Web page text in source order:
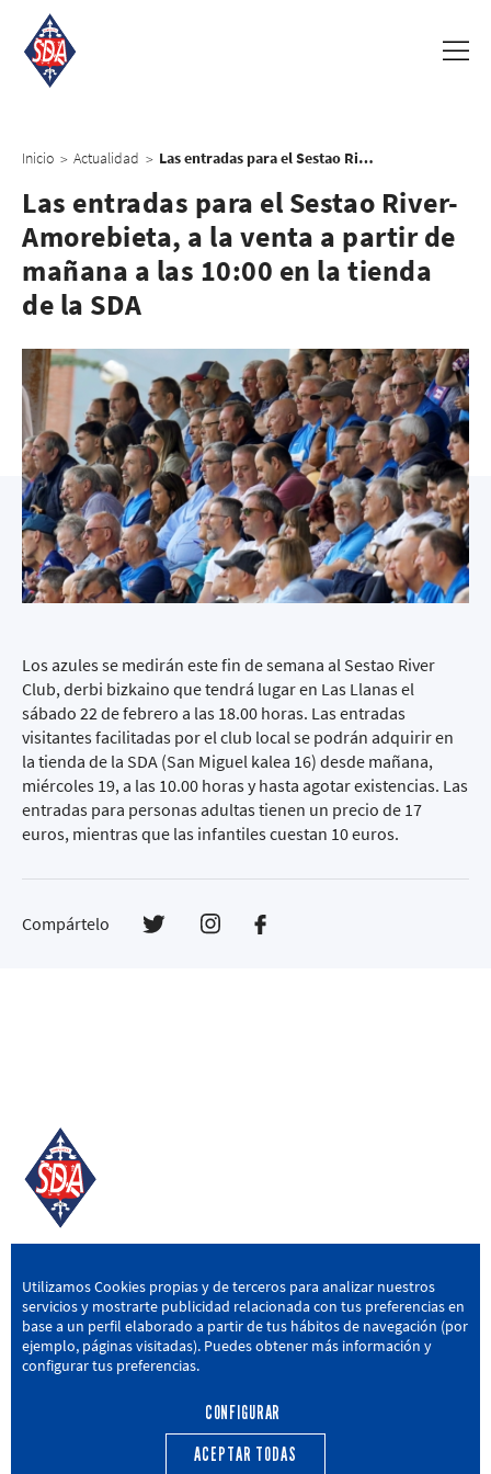
Inicio > Actualidad > Las entradas para el Sestao River-Amorebieta, a la venta a partir de mañana a las 10:00 en la tienda de la SDA
Las entradas para el Sestao River-
Amorebieta, a la venta a partir de
mañana a las 10:00 en la tienda
de la SDA
Los azules se medirán este fin de semana al Sestao River
Club, derbi bizkaino que tendrá lugar en Las Llanas el
sábado 22 de febrero a las 18.00 horas. Las entradas
visitantes facilitadas por el club local se podrán adquirir en
la tienda de la SDA (San Miguel kalea 16) desde mañana,
miércoles 19, a las 10.00 horas y hasta agotar existencias. Las
entradas para personas adultas tienen un precio de 17
euros, mientras que las infantiles cuestan 10 euros.
Compártelo
SD AMOREBIETA
San Miguel Kalea, 16, 48340 Amorebieta, Bizkaia
946 604 751 | sda@sdamorebieta.eus
CANTERA ACTUALIDAD
Utilizamos Cookies propias y de terceros para analizar nuestros
servicios y mostrarte publicidad relacionada con tus preferencias en
base a un perfil elaborado a partir de tus hábitos de navegación (por
ejemplo, páginas visitadas). Puedes obtener más información y
configurar tus preferencias.
CONFIGURAR
ACEPTAR TODAS